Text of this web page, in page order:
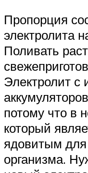
Пропорция
электролита
Поливать
Электролит с
потому что в
который
ядовитым для
организма.